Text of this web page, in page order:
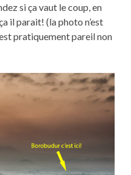
si ça vaut le coup, en
il parait! (la photo n’est
pratiquement pareil non